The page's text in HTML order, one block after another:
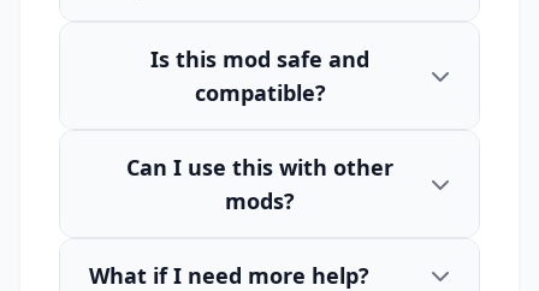
Is this mod safe and
compatible?
Can I use this with other
mods?
What if I need more help?